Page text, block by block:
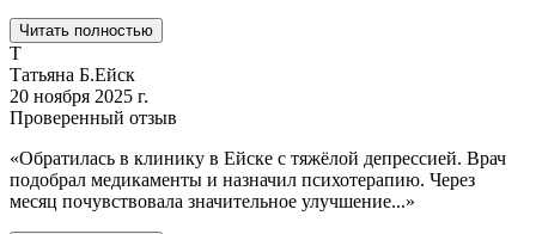
Читать полностью
Т
Татьяна Б.Ейск
20 ноября 2025 г.
Проверенный отзыв
«Обратилась в клинику в Ейске с тяжёлой депрессией. Врач
подобрал медикаменты и назначил психотерапию. Через
месяц почувствовала значительное улучшение...»